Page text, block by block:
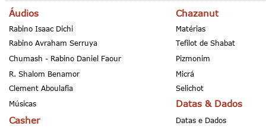
Áudios Chazanut
Rabino Isaac Dichi
Matérias
Rabino Avraham Serruya
Tefilot de Shabat
Chumash - Rabino Daniel Faour
Pizmonim
R. Shalom Benamor
Micrá
Clement Aboulafia
Selichot
Músicas
Datas & Dados
Casher
Datas e Dados